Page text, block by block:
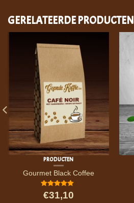
GERELATEERDE PRODUCTEN
PRODUCTEN
Gourmet Black Coffee
5van 5
€31,10